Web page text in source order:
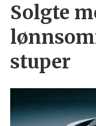
Solgte
stuper